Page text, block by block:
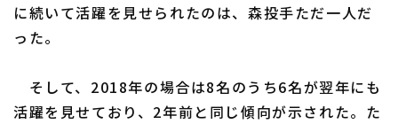
に続いて活躍を見せられたのは、森投手ただ一人だ
った。
そして、2018年の場合は8名のうち6名が翌年にも
活躍を見せており、2年前と同じ傾向が示された。た